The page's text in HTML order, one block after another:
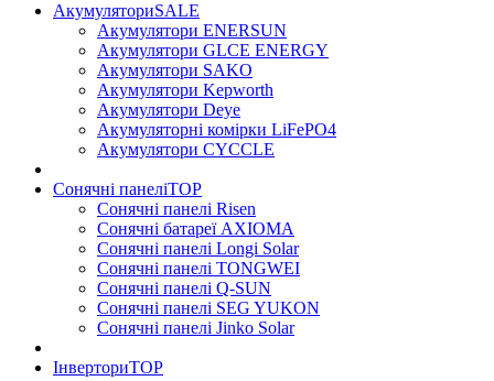
АкумуляториSALE
Акумулятори ENERSUN
Акумулятори GLCE ENERGY
Акумулятори SAKO
Акумулятори Kepworth
Акумулятори Deye
Акумуляторні комірки LiFePO4
Акумулятори CYCCLE
Сонячні панеліTOP
Сонячні панелі Risen
Сонячні батареї AXIOMA
Сонячні панелі Longi Solar
Сонячні панелі TONGWEI
Сонячні панелі Q-SUN
Сонячні панелі SEG YUKON
Сонячні панелі Jinko Solar
ІнверториTOP